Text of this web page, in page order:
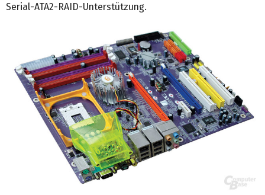
Serial-ATA2-RAID-Unterstützung.